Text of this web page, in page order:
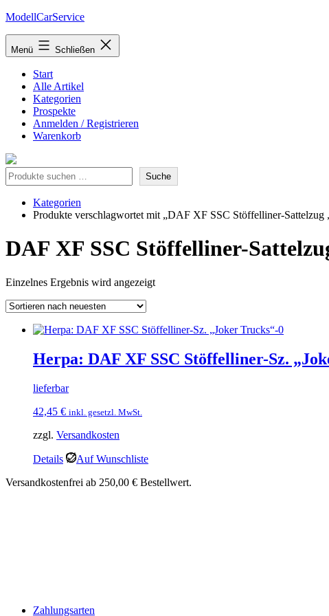
Zum
springen
ModellCarService
Menü Schließen
Start
Alle Artikel
Kategorien
Prospekte
Anmelden / Registrieren
Warenkorb
Suche Suche
Kategorien
Produkte verschlagwortet mit „DAF XF SSC Stöffelliner-Sattelzug
DAF XF SSC Stöffelliner-
Einzelnes Ergebnis wird angezeigt
Herpa: DAF XF SSC Stöffelliner-Sz.
lieferbar
42,45 € inkl. gesetzl. MwSt.
zzgl. Versandkosten
Details
Auf Wunschliste
Versandkostenfrei ab 250,00 € Bestellwert.
Zahlungsarten